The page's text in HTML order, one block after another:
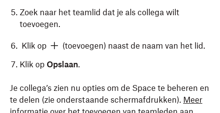
Zoek naar het teamlid dat je als collega wilt
toevoegen.
Klik op
(toevoegen) naast de naam van het lid.
Klik op Opslaan.
Je collega’s zien nu opties om de Space te beheren en
te delen (zie onderstaande schermafdrukken). Meer